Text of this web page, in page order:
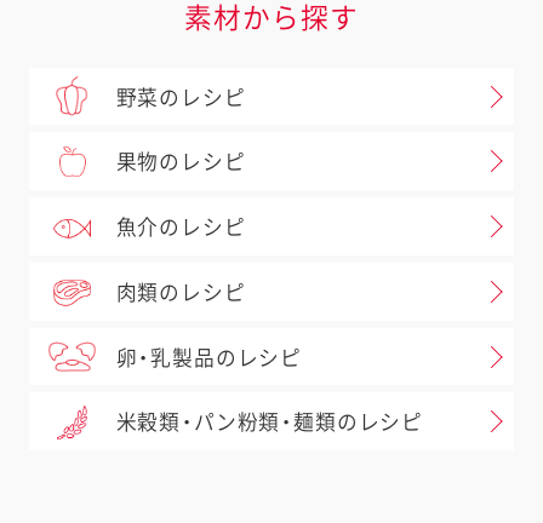
素材から探す
野菜のレシピ
果物のレシピ
魚介のレシピ
肉類のレシピ
卵・乳製品のレシピ
米穀類・パン粉類・麺類のレシピ